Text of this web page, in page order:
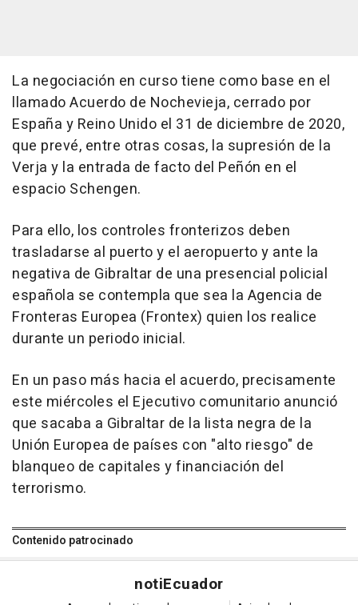
La negociación en curso tiene como base en el
llamado Acuerdo de Nochevieja, cerrado por
España y Reino Unido el 31 de diciembre de 2020,
que prevé, entre otras cosas, la supresión de la
Verja y la entrada de facto del Peñón en el
espacio Schengen.
Para ello, los controles fronterizos deben
trasladarse al puerto y el aeropuerto y ante la
negativa de Gibraltar de una presencial policial
española se contempla que sea la Agencia de
Fronteras Europea (Frontex) quien los realice
durante un periodo inicial.
En un paso más hacia el acuerdo, precisamente
este miércoles el Ejecutivo comunitario anunció
que sacaba a Gibraltar de la lista negra de la
Unión Europea de países con "alto riesgo" de
blanqueo de capitales y financiación del
terrorismo.
Contenido patrocinado
notiEcuador